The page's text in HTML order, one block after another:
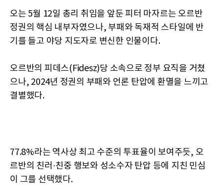
오는 5월 12일 총리 취임을 앞둔 피터 마자르는 오르반
정권의 핵심 내부자였으나, 부패와 독재적 스타일에 반
기를 들고 야당 지도자로 변신한 인물이다.
오르반의 피데스(Fidesz)당 소속으로 정부 요직을 거쳤
으나, 2024년 정권의 부패와 언론 탄압에 환멸을 느끼고
결별했다.
77.8%라는 역사상 최고 수준의 투표율이 보여주듯, 오
르반의 친러·친중 행보와 성소수자 탄압 등에 지친 민심
이 그를 선택했다.